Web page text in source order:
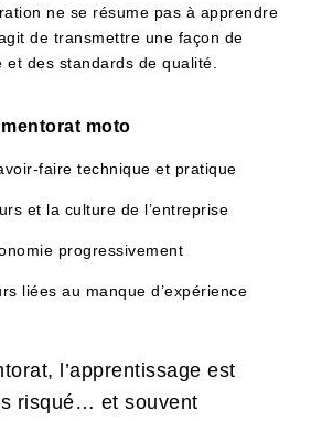
ne se résume pas à apprendre
de transmettre une façon de
des standards de qualité.
moto
faire technique et pratique
et la culture de l’entreprise
progressivement
liées au manque d’expérience
l’apprentissage est
risqué… et souvent